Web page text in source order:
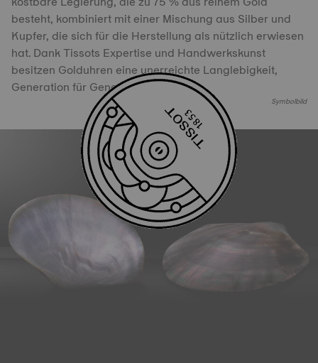
besteht, kombiniert mit einer Mischung aus Silber und
Kupfer, die sich für die Herstellung als nützlich erwiesen
hat. Dank Tissots Expertise und Handwerkskunst
besitzen Golduhren eine unerreichte Langlebigkeit,
Generation für Generation.
Symbolbild